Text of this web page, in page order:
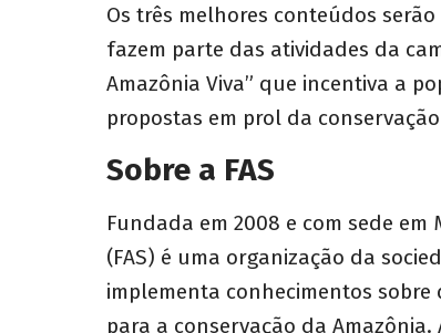
Os três melhores conteúdos
fazem parte das atividades da
Amazônia Viva” que incentiva a
propostas em prol da
Sobre a FAS
Fundada em 2008 e com sede
(FAS) é uma organização da
implementa conhecimentos
para a conservação da